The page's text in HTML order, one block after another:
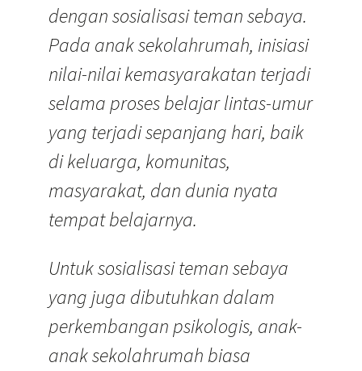
dengan sosialisasi teman sebaya.
Pada anak sekolahrumah, inisiasi
nilai-nilai kemasyarakatan terjadi
selama proses belajar lintas-umur
yang terjadi sepanjang hari, baik
di keluarga, komunitas,
masyarakat, dan dunia nyata
tempat belajarnya.
Untuk sosialisasi teman sebaya
yang juga dibutuhkan dalam
perkembangan psikologis, anak-
anak sekolahrumah biasa